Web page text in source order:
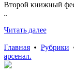
Второй книжный
..
Читать далее
Главная • Рубрики
арсенал.